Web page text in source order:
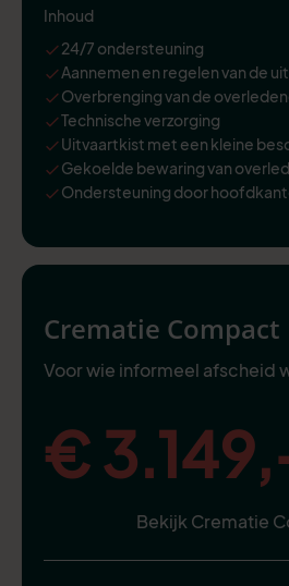
Inhoud
24/7 ondersteuning
Aannemen en regelen van de
Overbrenging van de
Technische verzorging
Uitvaartkist met een kleine
Gekoelde bewaring van
Ondersteuning door
Crematie Compact
Voor wie informeel afscheid
€
Bekijk Crematie